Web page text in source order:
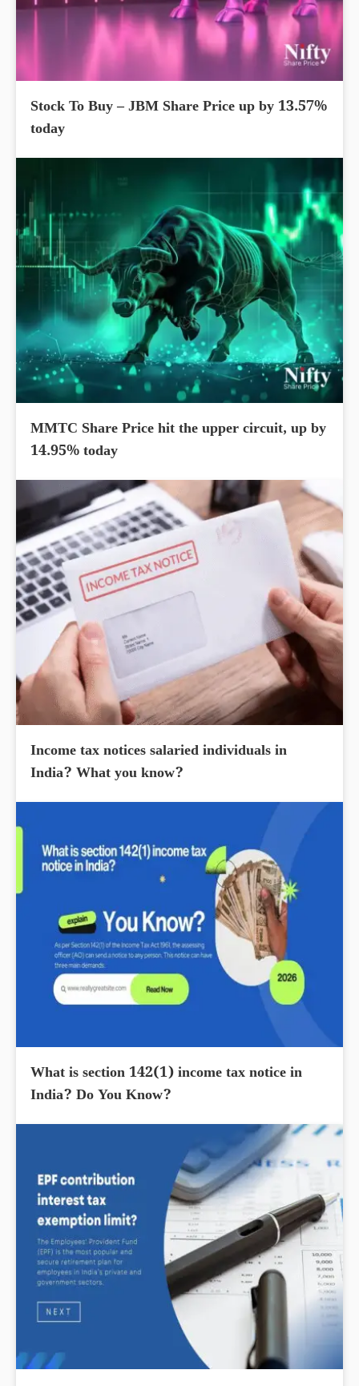
Stock To Buy – JBM Share Price up by 13.57%
today
MMTC Share Price hit the upper circuit, up by
14.95% today
Income tax notices salaried individuals in
India? What you know?
What is section 142(1) income tax notice in
India? Do You Know?